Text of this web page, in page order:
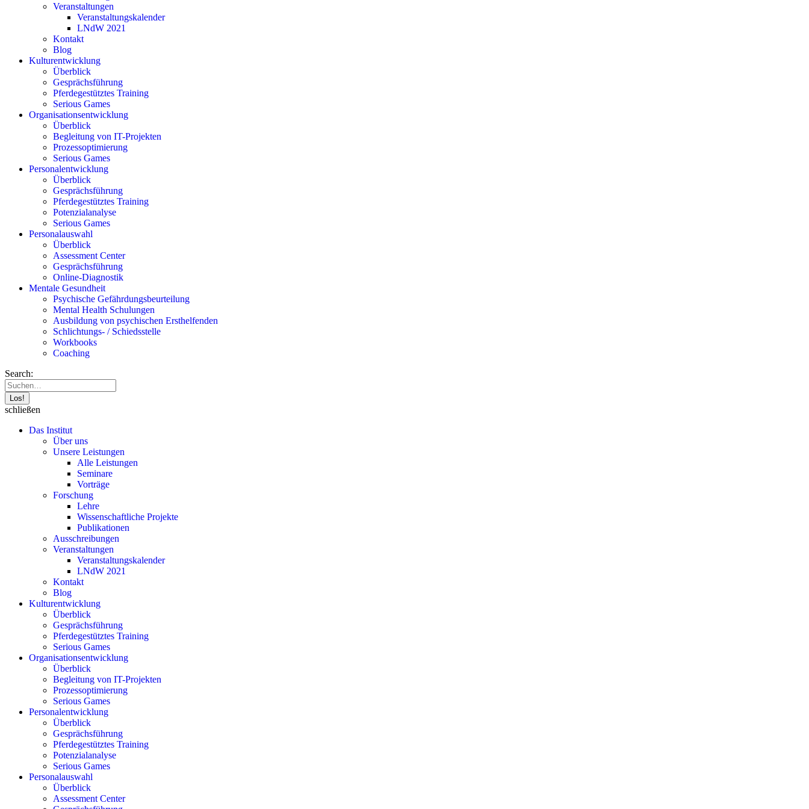
Veranstaltungen
Veranstaltungskalender
LNdW 2021
Kontakt
Blog
Kulturentwicklung
Überblick
Gesprächsführung
Pferdegestütztes Training
Serious Games
Organisationsentwicklung
Überblick
Begleitung von IT-Projekten
Prozessoptimierung
Serious Games
Personalentwicklung
Überblick
Gesprächsführung
Pferdegestütztes Training
Potenzialanalyse
Serious Games
Personalauswahl
Überblick
Assessment Center
Gesprächsführung
Online-Diagnostik
Mentale Gesundheit
Psychische Gefährdungs­beurteilung
Mental Health Schulungen
Ausbildung von psychischen Ersthelfenden
Schlichtungs- / Schiedsstelle
Workbooks
Coaching
Search:
schließen
Das Institut
Über uns
Unsere Leistungen
Alle Leistungen
Seminare
Vorträge
Forschung
Lehre
Wissenschaftliche Projekte
Publikationen
Ausschreibungen
Veranstaltungen
Veranstaltungskalender
LNdW 2021
Kontakt
Blog
Kulturentwicklung
Überblick
Gesprächsführung
Pferdegestütztes Training
Serious Games
Organisationsentwicklung
Überblick
Begleitung von IT-Projekten
Prozessoptimierung
Serious Games
Personalentwicklung
Überblick
Gesprächsführung
Pferdegestütztes Training
Potenzialanalyse
Serious Games
Personalauswahl
Überblick
Assessment Center